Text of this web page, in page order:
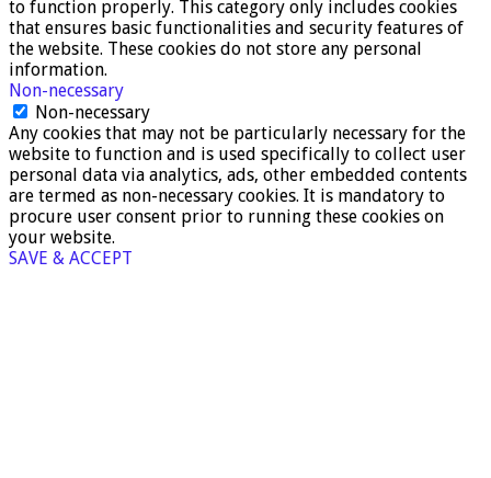
to function properly. This category only includes cookies
that ensures basic functionalities and security features of
the website. These cookies do not store any personal
information.
Non-necessary
Non-necessary
Any cookies that may not be particularly necessary for the
website to function and is used specifically to collect user
personal data via analytics, ads, other embedded contents
are termed as non-necessary cookies. It is mandatory to
procure user consent prior to running these cookies on
your website.
SAVE & ACCEPT